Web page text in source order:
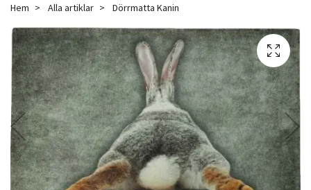
Hem Alla artiklar Dörrmatta Kanin